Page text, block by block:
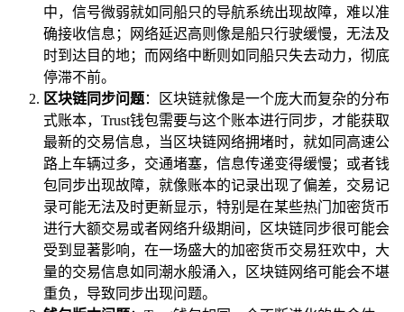
中，信号微弱就如同船只的导航系统出现故障，难以准
确接收信息；网络延迟高则像是船只行驶缓慢，无法及
时到达目的地；而网络中断则如同船只失去动力，彻底
停滞不前。
区块链同步问题：区块链就像是一个庞大而复杂的分布
式账本，Trust钱包需要与这个账本进行同步，才能获取
最新的交易信息，当区块链网络拥堵时，就如同高速公
路上车辆过多，交通堵塞，信息传递变得缓慢；或者钱
包同步出现故障，就像账本的记录出现了偏差，交易记
录可能无法及时更新显示，特别是在某些热门加密货币
进行大额交易或者网络升级期间，区块链同步很可能会
受到显著影响，在一场盛大的加密货币交易狂欢中，大
量的交易信息如同潮水般涌入，区块链网络可能会不堪
重负，导致同步出现问题。